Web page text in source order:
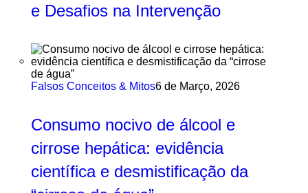
e Desafios na Intervenção
Falsos Conceitos & Mitos6 de Março, 2026
Consumo nocivo de álcool e
cirrose hepática: evidência
científica e desmistificação da